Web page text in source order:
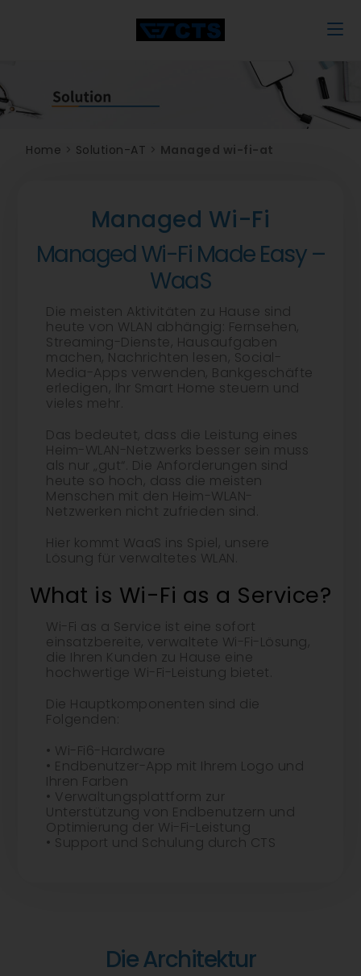
Home > Solution-AT > Managed wi-fi-at
Managed Wi-Fi
Managed Wi-Fi Made Easy –
WaaS
Die meisten Aktivitäten zu Hause sind
heute von WLAN abhängig: Fernsehen,
Streaming-Dienste, Hausaufgaben
machen, Nachrichten lesen, Social-
Media-Apps verwenden, Bankgeschäfte
erledigen, Ihr Smart Home steuern und
vieles mehr.
Das bedeutet, dass die Leistung eines
Heim-WLAN-Netzwerks besser sein muss
als nur „gut“. Die Anforderungen sind
heute so hoch, dass die meisten
Menschen mit den Heim-WLAN-
Netzwerken nicht zufrieden sind.
Hier kommt WaaS ins Spiel, unsere
Lösung für verwaltetes WLAN.
What is Wi-Fi as a Service?
Wi-Fi as a Service ist eine sofort
einsatzbereite, verwaltete Wi-Fi-Lösung,
die Ihren Kunden zu Hause eine
hochwertige Wi-Fi-Leistung bietet.
Die Hauptkomponenten sind die
Folgenden:
• Wi-Fi6-Hardware
• Endbenutzer-App mit Ihrem Logo und
Ihren Farben
• Verwaltungsplattform zur
Unterstützung von Endbenutzern und
Optimierung der Wi-Fi-Leistung
• Support und Schulung durch CTS
Die Architektur